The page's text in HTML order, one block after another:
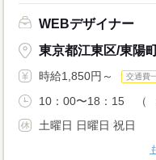
WEBデザイナー
東京都江東区/東陽
時給1,850円～ 交通費
10：00〜18：15 （
土曜日 日曜日 祝日